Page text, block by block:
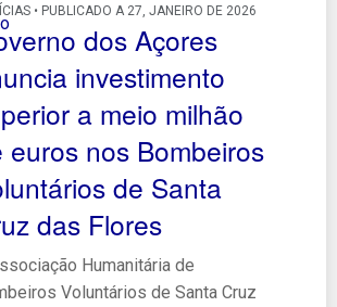
• PUBLICADO A 27, JANEIRO DE 2026
dos Açores
investimento
a meio milhão
euros nos Bombeiros
de Santa
das Flores
Humanitária de
Voluntários de Santa Cruz